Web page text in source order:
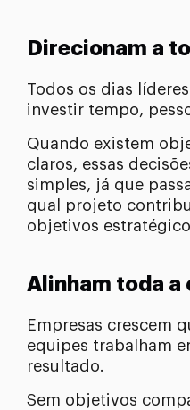
Direcionam a
Todos os dias
investir tempo,
Quando existem
claros, essas
simples, já que
qual projeto
objetivos
Alinham toda a
Empresas crescem
equipes trabalham
resultado.
Sem objetivos